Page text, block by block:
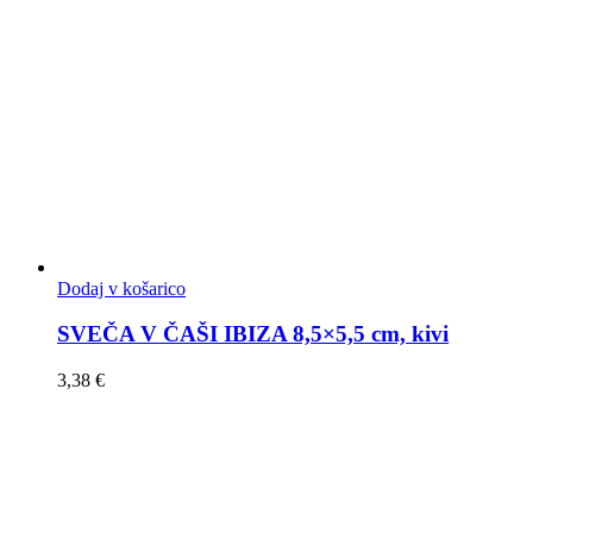
Dodaj v košarico
SVEČA V ČAŠI IBIZA 8,5×5,5 cm, kivi
3,38 €